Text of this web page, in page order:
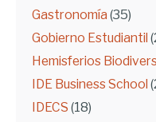
Gastronomía (35)
Gobierno Estudiantil
Hemisferios
IDE Business School
IDECS (18)